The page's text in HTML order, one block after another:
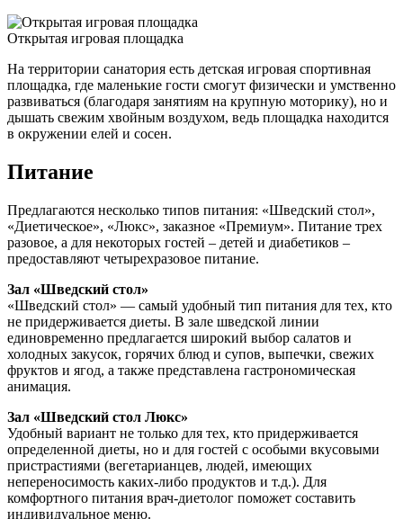
Открытая игровая площадка
На территории санатория есть детская игровая спортивная
площадка, где маленькие гости смогут физически и умственно
развиваться (благодаря занятиям на крупную моторику), но и
дышать свежим хвойным воздухом, ведь площадка находится
в окружении елей и сосен.
Питание
Предлагаются несколько типов питания: «Шведский стол»,
«Диетическое», «Люкс», заказное «Премиум». Питание трех
разовое, а для некоторых гостей – детей и диабетиков –
предоставляют четырехразовое питание.
Зал «Шведский стол»
«Шведский стол» — самый удобный тип питания для тех, кто
не придерживается диеты. В зале шведской линии
единовременно предлагается широкий выбор салатов и
холодных закусок, горячих блюд и супов, выпечки, свежих
фруктов и ягод, а также представлена гастрономическая
анимация.
Зал «Шведский стол Люкс»
Удобный вариант не только для тех, кто придерживается
определенной диеты, но и для гостей с особыми вкусовыми
пристрастиями (вегетарианцев, людей, имеющих
непереносимость каких-либо продуктов и т.д.). Для
комфортного питания врач-диетолог поможет составить
индивидуальное меню.